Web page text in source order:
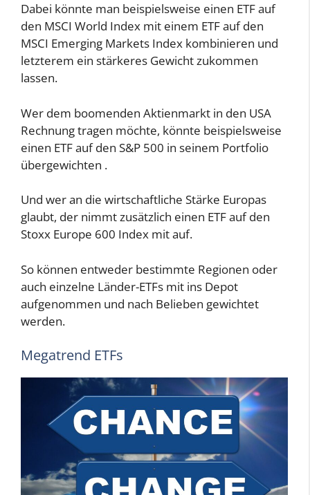
Dabei könnte man beispielsweise einen ETF auf
den MSCI World Index mit einem ETF auf den
MSCI Emerging Markets Index kombinieren und
letzterem ein stärkeres Gewicht zukommen
lassen.
Wer dem boomenden Aktienmarkt in den USA
Rechnung tragen möchte, könnte beispielsweise
einen ETF auf den S&P 500 in seinem Portfolio
übergewichten .
Und wer an die wirtschaftliche Stärke Europas
glaubt, der nimmt zusätzlich einen ETF auf den
Stoxx Europe 600 Index mit auf.
So können entweder bestimmte Regionen oder
auch einzelne Länder-ETFs mit ins Depot
aufgenommen und nach Belieben gewichtet
werden.
Megatrend ETFs